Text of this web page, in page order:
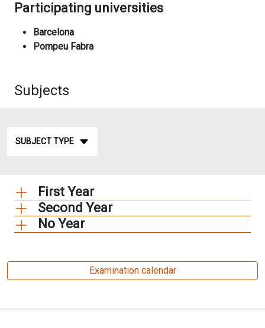
Participating universities
Barcelona
Pompeu Fabra
Subjects
SUBJECT TYPE
First Year
Second Year
No Year
Examination calendar